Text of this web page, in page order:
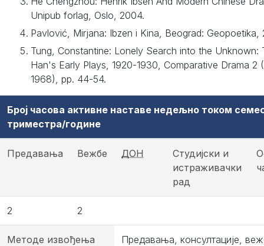
Unipub forlag, Oslo, 2004.
Pavlović, Mirjana: Ibzen i Kina, Beograd: Geopoetika,
Tung, Constantine: Lonely Search into the Unknown:
Han's Early Plays, 1920-1930, Comparative Drama 2
1968), pp. 44-54.
Број часова активне наставе недељно током
триместра/године
Предавања Вежбе ДОН
Студијски и
истраживачки
рад
2 2
Методе извођења
Предавања, консултације,